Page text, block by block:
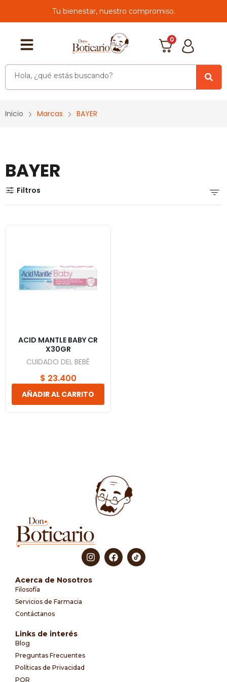
Tu bienestar, nuestro compromiso.
0
Inicio Marcas BAYER
BAYER
Filtros
ACID MANTLE BABY CR
X30GR
CUIDADO DEL BEBÉ
$ 23.400
AÑADIR AL CARRITO
Acerca de Nosotros
Filosofía
Servicios de Farmacia
Contáctanos
Links de interés
Blog
Preguntas Frecuentes
Políticas de Privacidad
PQR